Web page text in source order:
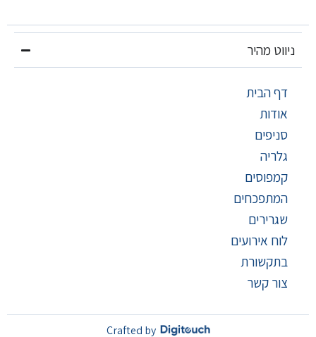
ניווט מהיר
דף הבית
אודות
סניפים
גלריה
קמפוסים
המתפכחים
שגרירים
לוח אירועים
בתקשורת
צור קשר
Crafted by